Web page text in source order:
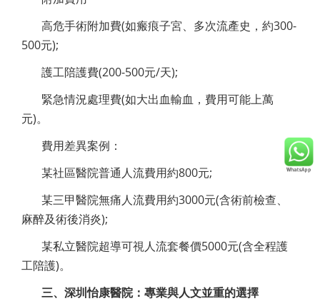
高危手術附加費(如瘢痕子宮、多次流產史，約300-
500元);
護工陪護費(200-500元/天);
緊急情況處理費(如大出血輸血，費用可能上萬
元)。
費用差異案例：
某社區醫院普通人流費用約800元;
某三甲醫院無痛人流費用約3000元(含術前檢查、
麻醉及術後消炎);
某私立醫院超導可視人流套餐價5000元(含全程護
工陪護)。
三、深圳怡康醫院：專業與人文並重的選擇